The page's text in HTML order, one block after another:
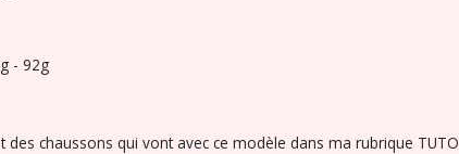
- 92g
chaussons qui vont avec ce modèle dans ma rubrique TUTO